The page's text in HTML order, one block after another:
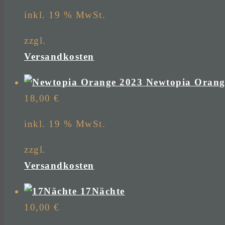
inkl. 19 % MwSt.
zzgl.
Versandkosten
Newtopia
18,00 €
inkl. 19 % MwSt.
zzgl.
Versandkosten
17Nächte
10,00 €